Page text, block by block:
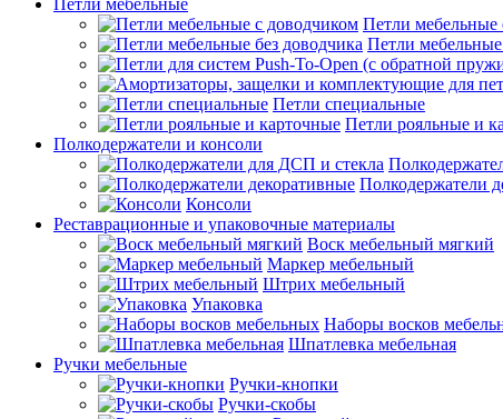
Петли мебельные
Петли мебельные
Петли мебельные
Петли специальные
Петли рояльные и
Полкодержатели и консоли
Полкодержатели
Консоли
Реставрационные и упаковочные материалы
Воск мебельный мягкий
Маркер мебельный
Штрих мебельный
Упаковка
Наборы восков
Шпатлевка мебельная
Ручки мебельные
Ручки-кнопки
Ручки-скобы